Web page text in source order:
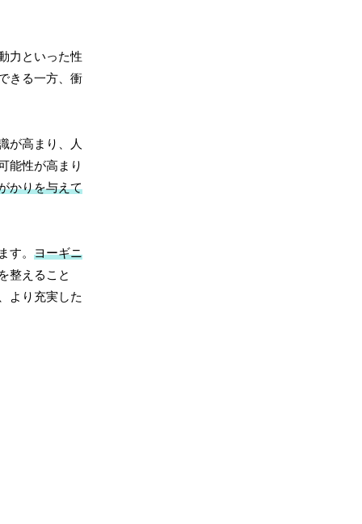
力といった性
きる一方、衝
が高まり、人
能性が高まり
かりを与えて
す。 ヨーギニ
整えること
より充実した